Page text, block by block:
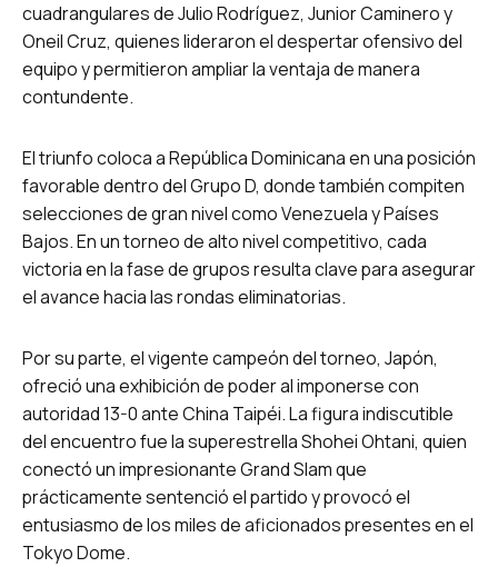
cuadrangulares de Julio Rodríguez, Junior Caminero y
Oneil Cruz, quienes lideraron el despertar ofensivo del
equipo y permitieron ampliar la ventaja de manera
contundente.
El triunfo coloca a República Dominicana en una posición
favorable dentro del Grupo D, donde también compiten
selecciones de gran nivel como Venezuela y Países
Bajos. En un torneo de alto nivel competitivo, cada
victoria en la fase de grupos resulta clave para asegurar
el avance hacia las rondas eliminatorias.
Por su parte, el vigente campeón del torneo, Japón,
ofreció una exhibición de poder al imponerse con
autoridad 13-0 ante China Taipéi. La figura indiscutible
del encuentro fue la superestrella Shohei Ohtani, quien
conectó un impresionante Grand Slam que
prácticamente sentenció el partido y provocó el
entusiasmo de los miles de aficionados presentes en el
Tokyo Dome.